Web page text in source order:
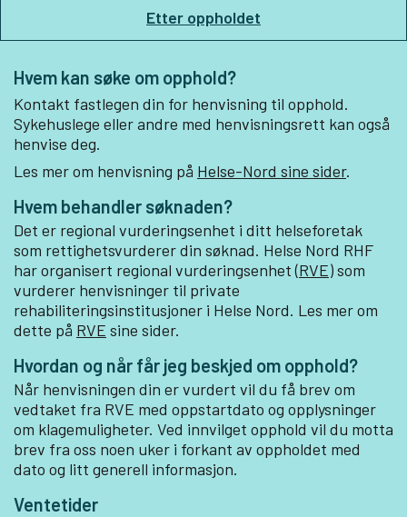
Etter oppholdet
Hvem kan søke om opphold?
Kontakt fastlegen din for henvisning til opphold.
Sykehuslege eller andre med henvisningsrett kan også
henvise deg.
Les mer om henvisning på Helse-Nord sine sider.
Hvem behandler søknaden?
Det er regional vurderingsenhet i ditt helseforetak
som rettighetsvurderer din søknad. Helse Nord RHF
har organisert regional vurderingsenhet (RVE)som
vurderer henvisninger til private
rehabiliteringsinstitusjoner i Helse Nord. Les mer om
dette på RVE sine sider.
Hvordan og når får jeg beskjed om opphold?
Når henvisningen din er vurdert vil du få brev om
vedtaket fra RVE med oppstartdato og opplysninger
om klagemuligheter. Ved innvilget opphold vil du motta
brev fra oss noen uker i forkant av oppholdet med
dato og litt generell informasjon.
Ventetider